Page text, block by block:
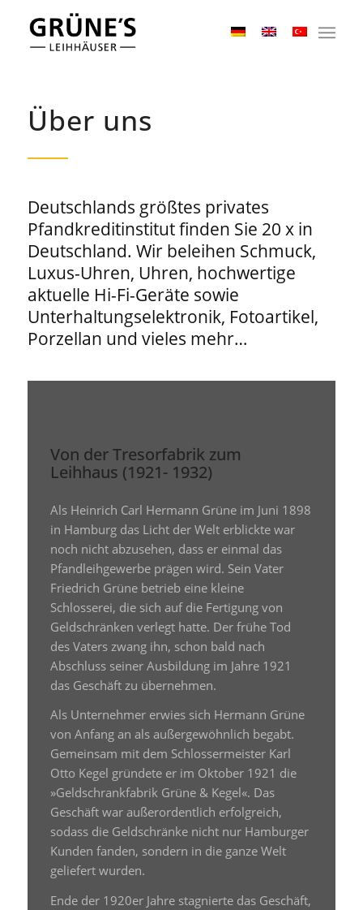
Über uns
Deutschlands größtes privates
Pfandkreditinstitut finden Sie 20 x in
Deutschland. Wir beleihen Schmuck,
Luxus-Uhren, Uhren, hochwertige
aktuelle Hi-Fi-Geräte sowie
Unterhaltungselektronik, Fotoartikel,
Porzellan und vieles mehr…
Von der Tresorfabrik zum
Leihhaus (1921- 1932)
Als Heinrich Carl Hermann Grüne im Juni 1898
in Hamburg das Licht der Welt erblickte war
noch nicht abzusehen, dass er einmal das
Pfandleihgewerbe prägen wird. Sein Vater
Friedrich Grüne betrieb eine kleine
Schlosserei, die sich auf die Fertigung von
Geldschränken verlegt hatte. Der frühe Tod
des Vaters zwang ihn, schon bald nach
Abschluss seiner Ausbildung im Jahre 1921
das Geschäft zu übernehmen.
Als Unternehmer erwies sich Hermann Grüne
von Anfang an als außergewöhnlich begabt.
Gemeinsam mit dem Schlossermeister Karl
Otto Kegel gründete er im Oktober 1921 die
»Geldschrankfabrik Grüne & Kegel«. Das
Geschäft war außerordentlich erfolgreich,
sodass die Geldschränke nicht nur Hamburger
Kunden fanden, sondern in die ganze Welt
geliefert wurden.
Ende der 1920er Jahre stagnierte das Geschäft,